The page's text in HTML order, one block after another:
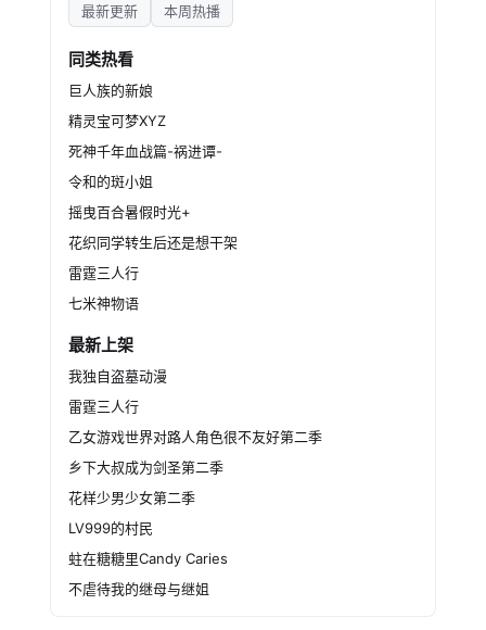
最新更新
本周热播
同类热看
巨人族的新娘
精灵宝可梦XYZ
死神千年血战篇-祸进谭-
令和的斑小姐
摇曳百合暑假时光+
花织同学转生后还是想干架
雷霆三人行
七米神物语
最新上架
我独自盗墓动漫
雷霆三人行
乙女游戏世界对路人角色很不友好第二季
乡下大叔成为剑圣第二季
花样少男少女第二季
LV999的村民
蛀在糖糖里Candy Caries
不虐待我的继母与继姐